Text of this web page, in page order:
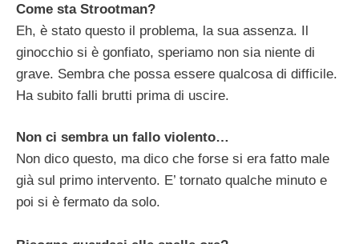
Come sta Strootman?
Eh, è stato questo il problema, la sua assenza. Il
ginocchio si è gonfiato, speriamo non sia niente di
grave. Sembra che possa essere qualcosa di difficile.
Ha subito falli brutti prima di uscire.
Non ci sembra un fallo violento…
Non dico questo, ma dico che forse si era fatto male
già sul primo intervento. E’ tornato qualche minuto e
poi si è fermato da solo.